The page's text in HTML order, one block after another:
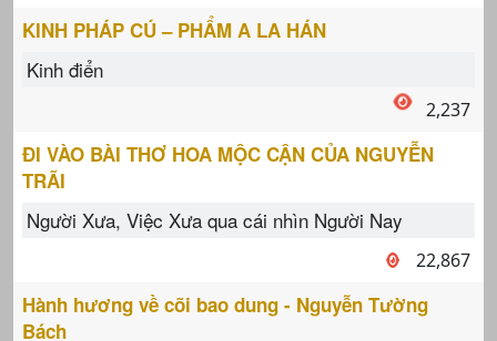
KINH PHÁP CÚ – PHẨM A LA HÁN
Kinh điển
2,237
ĐI VÀO BÀI THƠ HOA MỘC CẬN CỦA NGUYỄN
TRÃI
Người Xưa, Việc Xưa qua cái nhìn Người Nay
22,867
Hành hương về cõi bao dung - Nguyễn Tường
Bách